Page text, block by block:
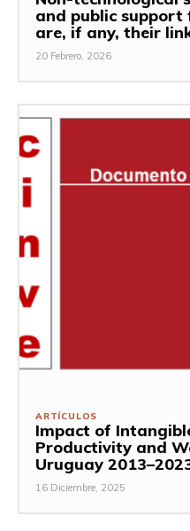
and public
are, if any, their
20 Febrero, 2026
ARTÍCULOS
Impact of
Productivity and
Uruguay
16 Diciembre, 2025